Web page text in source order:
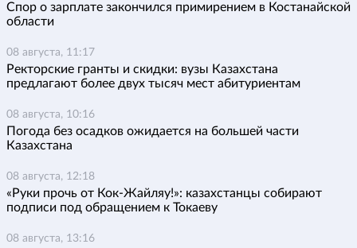
Спор о зарплате закончился примирением в Костанайской
области
08 августа, 11:17
Ректорские гранты и скидки: вузы Казахстана
предлагают более двух тысяч мест абитуриентам
08 августа, 10:16
Погода без осадков ожидается на большей части
Казахстана
08 августа, 12:18
«Руки прочь от Кок-Жайляу!»: казахстанцы собирают
подписи под обращением к Токаеву
08 августа, 13:16